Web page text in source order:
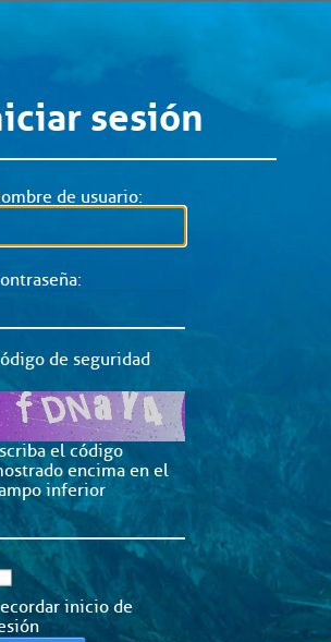
sesión
de usuario:
de seguridad
el código
encima en el
inferior
inicio de